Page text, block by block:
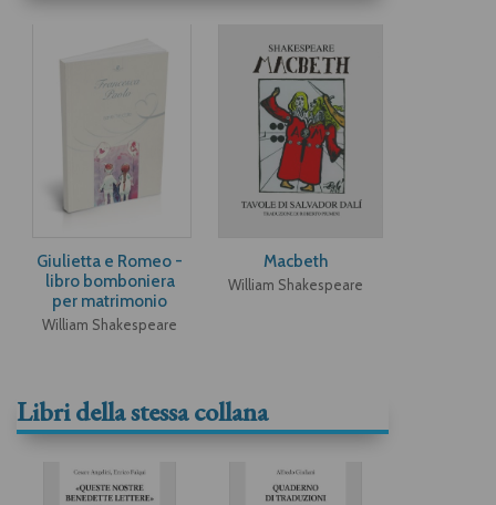
Giulietta e Romeo -
libro bomboniera
per matrimonio
William Shakespeare
Macbeth
William Shakespeare
Libri della stessa collana